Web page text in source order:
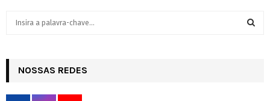
h
f
NOSSAS REDES